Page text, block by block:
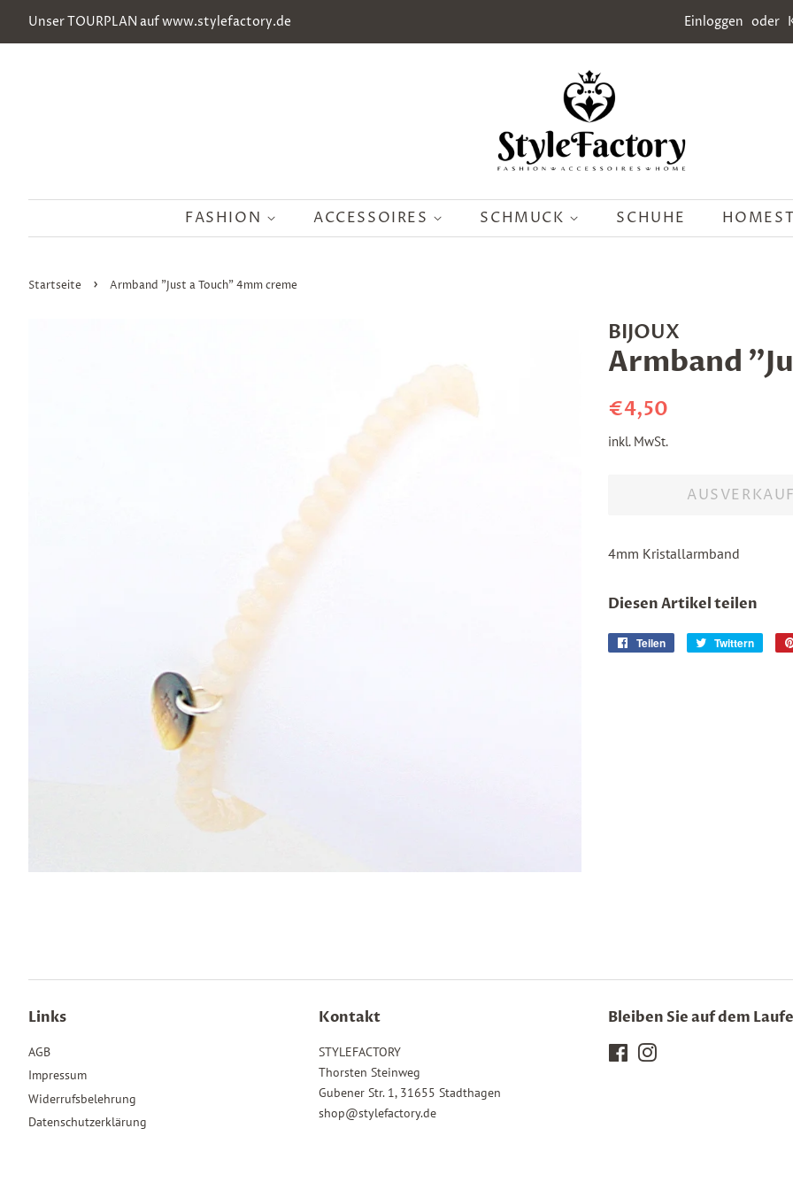
Unser TOURPLAN auf www.stylefactory.de Einloggen oder
FASHION ACCESSOIRES SCHMUCK SCHUHE
Startseite › Armband "Just a Touch" 4mm creme
BIJOUX
Armband
Normaler
€4,50
inkl. MwSt.
4mm Kristallarmband
Diesen Artikel teilen
Teilen Twittern
Links
AGB
Impressum
Widerrufsbelehrung
Datenschutzerklärung
Kontakt
STYLEFACTORY
Thorsten Steinweg
Gubener Str. 1, 31655 Stadthagen
shop@stylefactory.de
Bleiben Sie auf dem
Facebook